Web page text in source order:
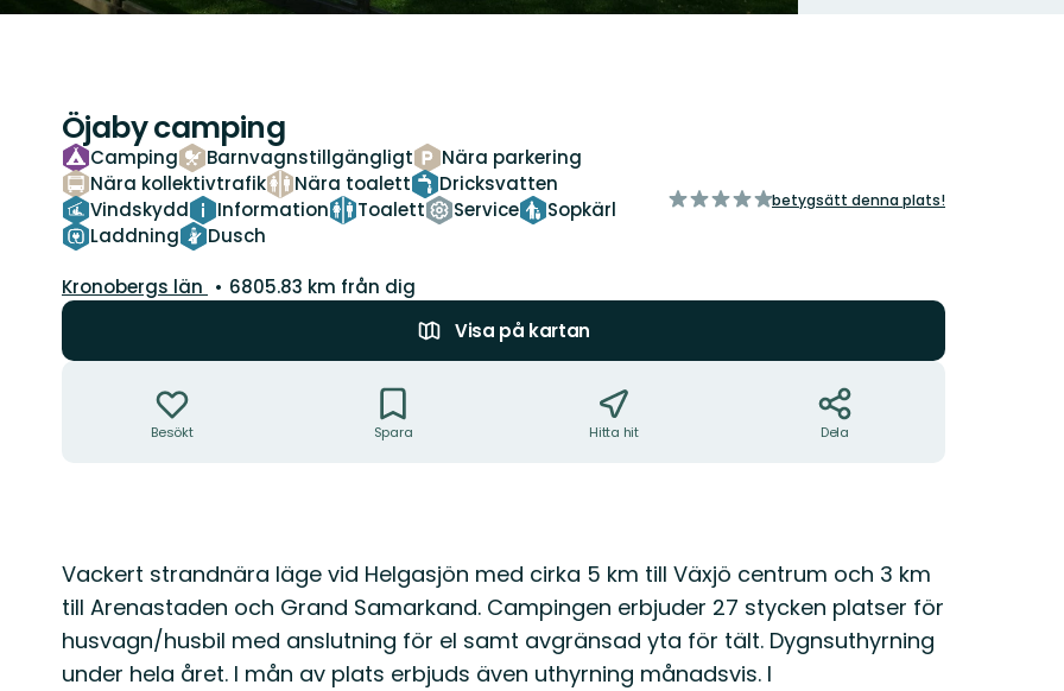
Öjaby camping
Camping Barnvagnstillgängligt
Nära parkering
Nära kollektivtrafik
Nära toalett
Dricksvatten
Vindskydd
Information Toalett Service
Sopkärl
Laddning
Dusch
av
betygsätt denna plats!
Län:
Kronobergs län
6805.83 km från dig
Visa på kartan
Besökt Spara Hitta hit Dela
Beskrivning
Vackert strandnära läge vid Helgasjön med cirka 5 km till Växjö centrum och 3 km
till Arenastaden och Grand Samarkand. Campingen erbjuder 27 stycken platser för
husvagn/husbil med anslutning för el samt avgränsad yta för tält. Dygnsuthyrning
under hela året. I mån av plats erbjuds även uthyrning månadsvis. I